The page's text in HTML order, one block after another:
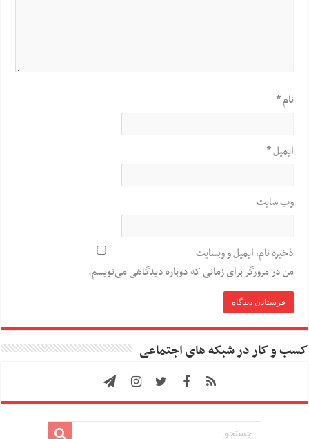
نام*
ایمیل*
وب‌ سایت
ذخیره نام، ایمیل و وبسایت
من در مرورگر برای زمانی که دوباره دیدگاهی می‌نویسم.
کسب و کار در شبکه های اجتماعی